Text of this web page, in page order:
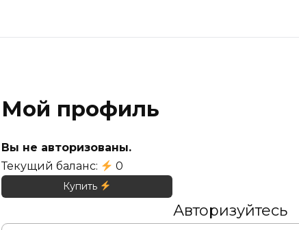
Мой профиль
Вы не авторизованы.
Текущий баланс:
0
Купить
Авторизуйтесь